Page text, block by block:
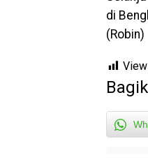
di
(Robin)